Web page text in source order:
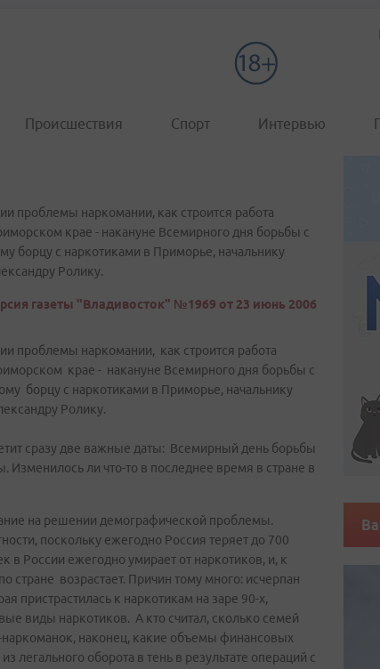
Происшествия Спорт Интервью
проблемы наркомании, как строится работа
крае - накануне Всемирного дня борьбы с
борцу с наркотиками в Приморье, начальнику
Ролику.
газеты "Владивосток" №1969 от 23 июнь 2006
проблемы наркомании, как строится работа
крае - накануне Всемирного дня борьбы с
борцу с наркотиками в Приморье, начальнику
Ролику.
сразу две важные даты: Всемирный день борьбы
ли что-то в последнее время в стране в
на решении демографической проблемы.
поскольку ежегодно Россия теряет до 700
в России ежегодно умирает от наркотиков, и, к
стране возрастает. Причин тому много: исчерпан
пристрастилась к наркотикам на заре 90-х,
виды наркотиков. А кто считал, сколько семей
наконец, какие объемы финансовых
оборота в тень в результате операций с